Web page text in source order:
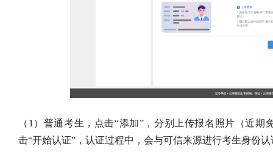
（1）普通考生，点击“添加”，分别上传报名照片（近
击“开始认证”，认证过程中，会与可信来源进行考生身份